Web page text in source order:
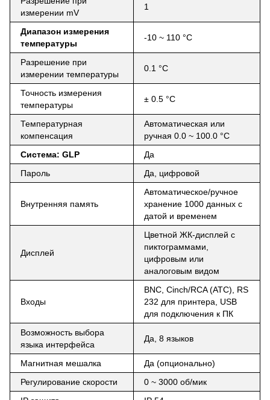
измерении mV
1
Диапазон измерения
температуры
-10 ~ 110 °C
Разрешение при
измерении температуры
0.1 °C
Точность измерения
температуры
± 0.5 °C
Температурная
компенсация
Автоматическая или
ручная 0.0 ~ 100.0 °C
Система: GLP
Да
Пароль
Да, цифровой
Внутренняя память
Автоматическое/ручное
хранение 1000 данных с
датой и временем
Дисплей
Цветной ЖК-дисплей с
пиктограммами,
цифровым или
аналоговым видом
Входы
BNC, Cinch/RCA (ATC), RS
232 для принтера, USB
для подключения к ПК
Возможность выбора
языка интерфейса
Да, 8 языков
Магнитная мешалка
Да (опционально)
Регулирование скорости
0 ~ 3000 об/мик